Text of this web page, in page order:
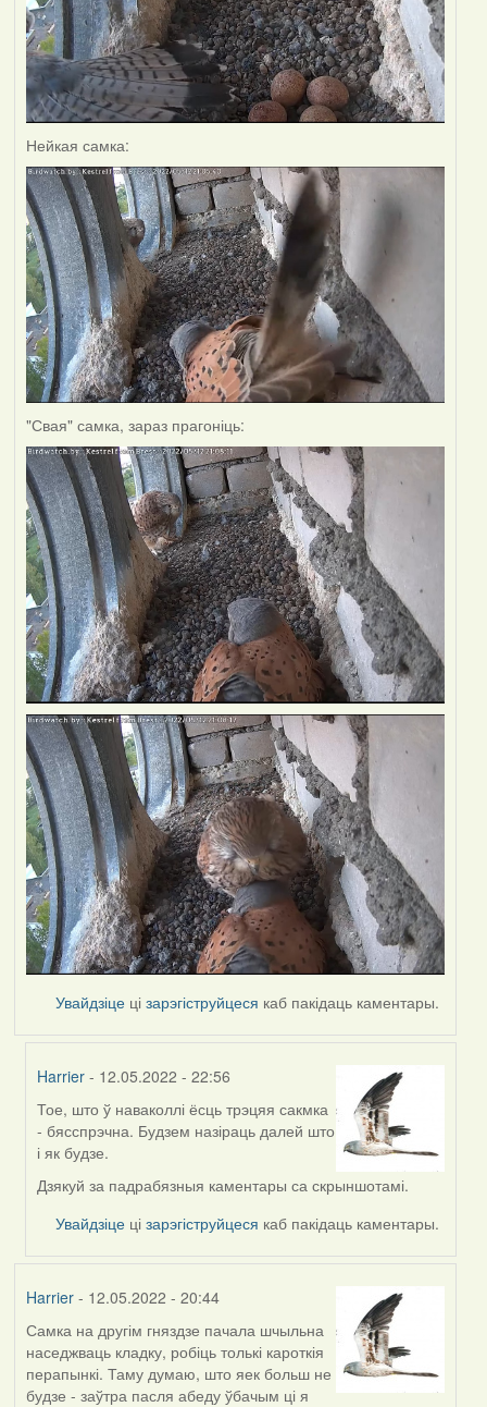
Нейкая самка:
"Свая" самка, зараз прагоніць:
Увайдзіце цізарэгіструйцеся каб пакідаць каментары.
Harrier - 12.05.2022 - 22:56
In
reply
to
by
Тое, што ў наваколлі ёсць трэцяя сакмка
- бясспрэчна. Будзем назіраць далей што
і як будзе.
Дзякуй за падрабязныя каментары са скрыншотамі.
Увайдзіце цізарэгіструйцеся каб пакідаць каментары.
Harrier- 12.05.2022 - 20:44
Самка на другім гняздзе пачала шчыльна
наседжваць кладку, робіць толькі кароткія
перапынкі. Таму думаю, што яек больш не
будзе - заўтра пасля абеду ўбачым ці я